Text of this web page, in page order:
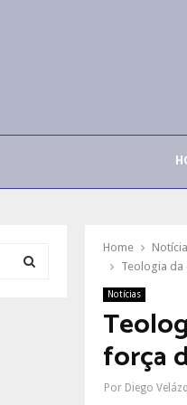
Home
Teologia
Notícias
força
Por Diego